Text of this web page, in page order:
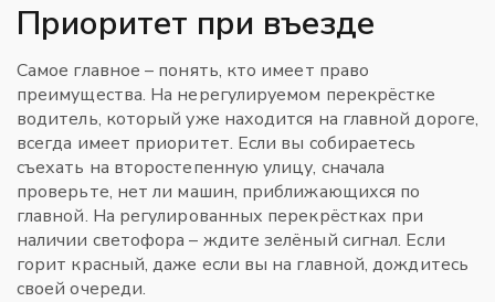
Приоритет при въезде
Самое главное – понять, кто имеет право
преимуществa. На нерегулируемом перекрёстке
водитель, который уже находится на главной дороге,
всегда имеет приоритет. Если вы собираетесь
съехать на второстепенную улицу, сначала
проверьте, нет ли машин, приближающихся по
главной. На регулированных перекрёстках при
наличии светофора – ждите зелёный сигнал. Если
горит красный, даже если вы на главной, дождитесь
своей очереди.